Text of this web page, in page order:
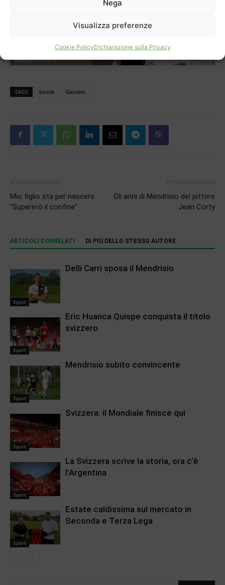
Nega
Visualizza preferenze
Cookie PolicyDichiarazione sulla Privacy
soprattutto nel rispetto di loro medesim
TAGS bocce Giovani
Mio figlio sta per nascere:
“Supererò il confine”
Gli anni di Mendrisio del pittore
Jean Corty
ARTICOLI CORRELATI DI PIÙ DELLO STESSO AUTORE
Sport
Delli Carri sposa il Mendrisio
Sport
Eric Huanca Quispe conquista il titolo
svizzero
Sport
Mendrisio subito convincente
Sport
Svizzera: il Mondiale finisce qui
Sport
La Svizzera scrive la storia, ora c’è
l’Argentina
Sport
Estate caldissima sul mercato in
Seconda e Terza Lega